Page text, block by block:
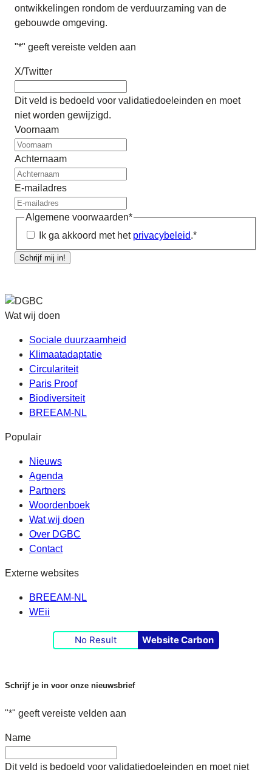
ontwikkelingen rondom de verduurzaming van de
gebouwde omgeving.
"*" geeft vereiste velden aan
X/Twitter
Dit veld is bedoeld voor validatiedoeleinden en moet
niet worden gewijzigd.
Voornaam
Achternaam
E-mailadres
Algemene voorwaarden*
Ik ga akkoord met het privacybeleid.*
Schrijf mij in!
Wat wij doen
Sociale duurzaamheid
Klimaatadaptatie
Circulariteit
Paris Proof
Biodiversiteit
BREEAM-NL
Populair
Nieuws
Agenda
Partners
Woordenboek
Wat wij doen
Over DGBC
Contact
Externe websites
BREEAM-NL
WEii
No Result Website Carbon
Schrijf je in voor onze nieuwsbrief
"*" geeft vereiste velden aan
Name
Dit veld is bedoeld voor validatiedoeleinden en moet niet